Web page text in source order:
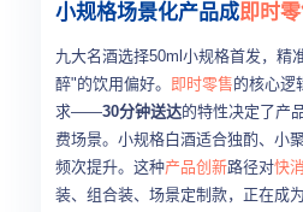
小规格场景化产品成即时
九大名酒选择50ml小规格首发，精
醉"的饮用偏好。
即时零售的核心逻
求——30分钟送达的特性决定了产
费场景。小规格白酒适合独酌、小
频次提升。这种产品创新路径对快
装、组合装、场景定制款，正在成为